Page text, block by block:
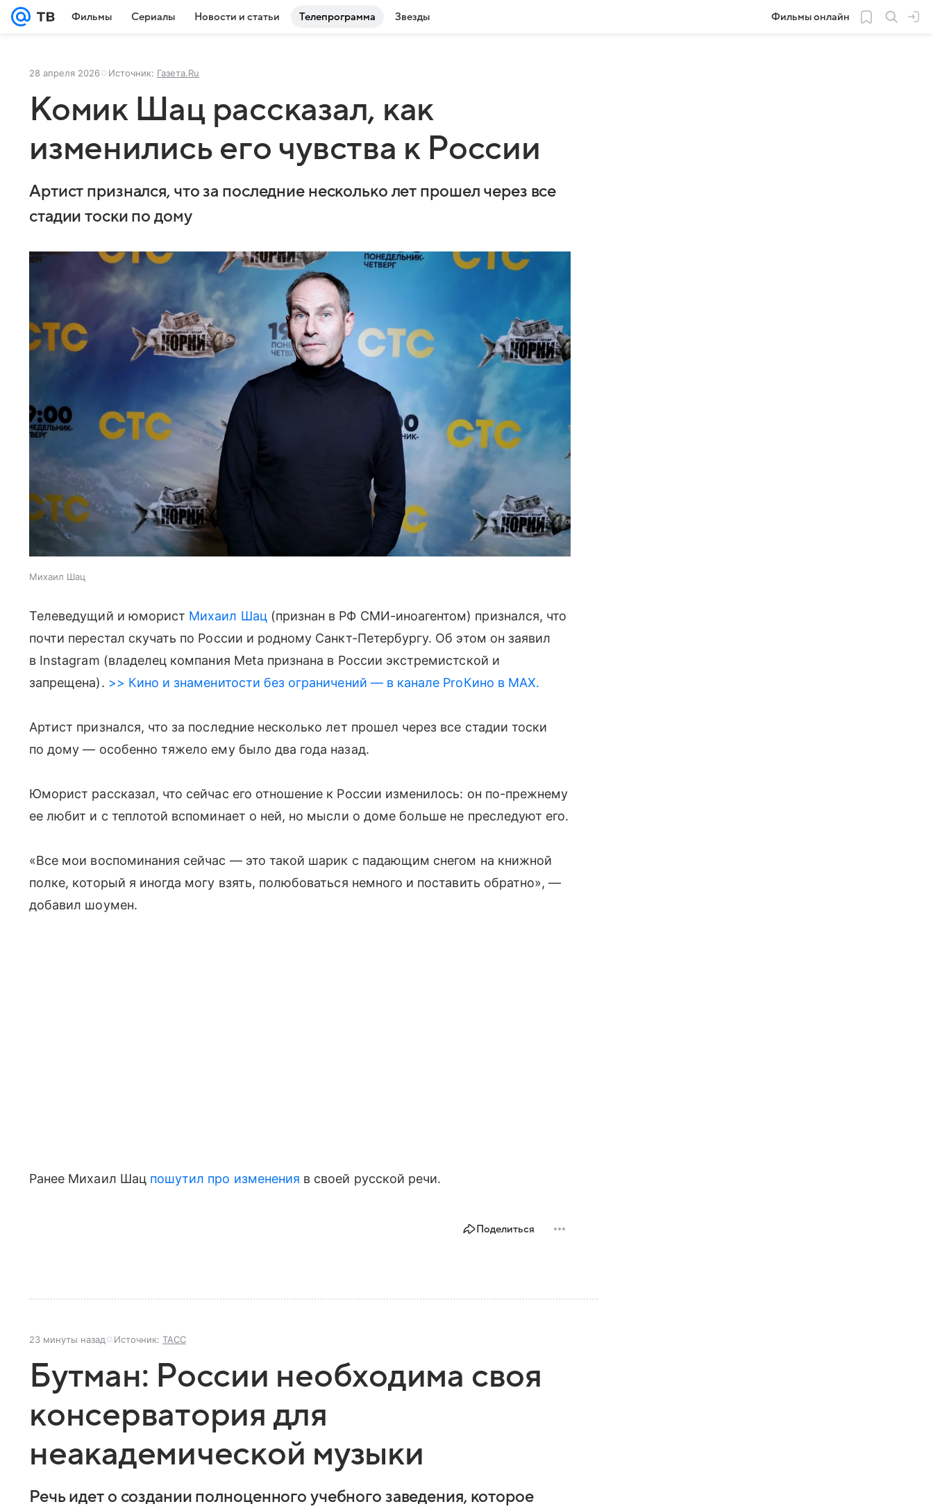
Фильмы Сериалы Новости и статьи Телепрограмма Звезды Фильмы онлайн
28 апреля 2026 Источник: Газета.Ru
Комик Шац рассказал, как
изменились его чувства к России
Артист признался, что за последние несколько лет прошел через все
стадии тоски по дому
Михаил Шац
Телеведущий и юморист Михаил Шац(признан в РФ СМИ-иноагентом) признался, что
почти перестал скучать по России и родному Санкт-Петербургу. Об этом он заявил
в Instagram (владелец компания Meta признана в России экстремистской и
запрещена). >> Кино и знаменитости без ограничений — в канале ProКино в MAX.
Артист признался, что за последние несколько лет прошел через все стадии тоски
по дому — особенно тяжело ему было два года назад.
Юморист рассказал, что сейчас его отношение к России изменилось: он по-прежнему
ее любит и с теплотой вспоминает о ней, но мысли о доме больше не преследуют его.
«Все мои воспоминания сейчас — это такой шарик с падающим снегом на книжной
полке, который я иногда могу взять, полюбоваться немного и поставить обратно», —
добавил шоумен.
Ранее Михаил Шац пошутил про изменения в своей русской речи.
Поделиться
23 минуты назад Источник: ТАСС
Бутман: России необходима своя
консерватория для
неакадемической музыки
Речь идет о создании полноценного учебного заведения, которое